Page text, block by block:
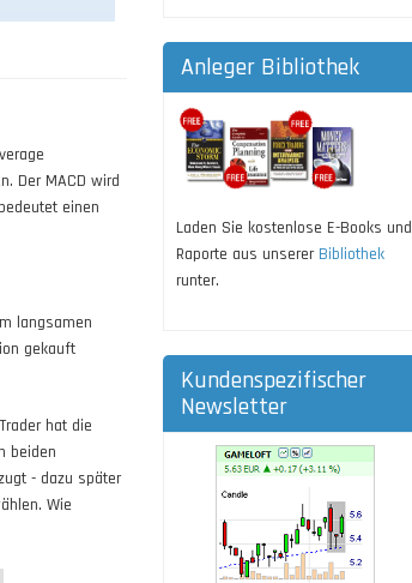
Der MACD wird
einen
langsamen
gekauft
hat die
beiden
- dazu später
Wie
Anleger Bibliothek
Laden Sie kostenlose E-Books und
Raporte aus unserer Bibliothek
runter.
Kundenspezifischer
Newsletter